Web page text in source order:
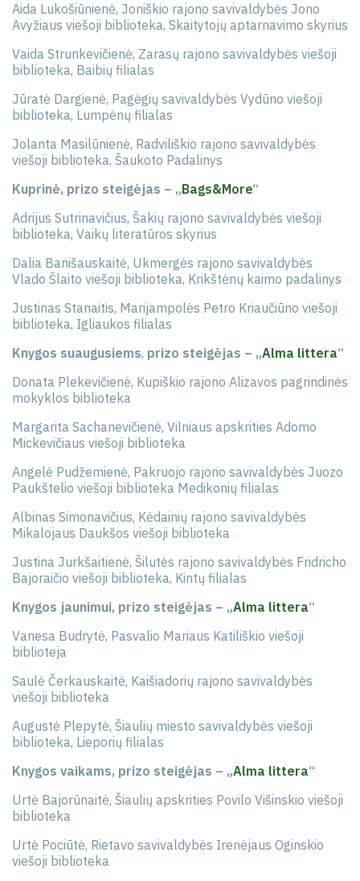
Aida Lukošiūnienė, Joniškio rajono savivaldybės Jono
Avyžiaus viešoji biblioteka, Skaitytojų aptarnavimo skyrius
Vaida Strunkevičienė, Zarasų rajono savivaldybės viešoji
biblioteka, Baibių filialas
Jūratė Dargienė, Pagėgių savivaldybės Vydūno viešoji
biblioteka, Lumpėnų filialas
Jolanta Masilūnienė, Radviliškio rajono savivaldybės
viešoji biblioteka, Šaukoto Padalinys
Kuprinė, prizo steigėjas – „Bags&More“
Adrijus Sutrinavičius, Šakių rajono savivaldybės viešoji
biblioteka, Vaikų literatūros skyrius
Dalia Banišauskaitė, Ukmergės rajono savivaldybės
Vlado Šlaito viešoji biblioteka, Krikštėnų kaimo padalinys
Justinas Stanaitis, Marijampolės Petro Kriaučiūno viešoji
biblioteka, Igliaukos filialas
Knygos suaugusiems, prizo steigėjas – „Alma littera“
Donata Plekevičienė, Kupiškio rajono Alizavos pagrindinės
mokyklos biblioteka
Margarita Sachanevičienė, Vilniaus apskrities Adomo
Mickevičiaus viešoji biblioteka
Angelė Pudžemienė, Pakruojo rajono savivaldybės Juozo
Paukštelio viešoji biblioteka Medikonių filialas
Albinas Simonavičius, Kėdainių rajono savivaldybės
Mikalojaus Daukšos viešoji biblioteka
Justina Jurkšaitienė, Šilutės rajono savivaldybės Fridricho
Bajoraičio viešoji biblioteka, Kintų filialas
Knygos jaunimui, prizo steigėjas – „Alma littera“
Vanesa Budrytė, Pasvalio Mariaus Katiliškio viešoji
biblioteja
Saulė Čerkauskaitė, Kaišiadorių rajono savivaldybės
viešoji biblioteka
Augustė Plepytė, Šiaulių miesto savivaldybės viešoji
biblioteka, Lieporių filialas
Knygos vaikams, prizo steigėjas – „Alma littera“
Urtė Bajorūnaitė, Šiaulių apskrities Povilo Višinskio viešoji
biblioteka
Urtė Pociūtė, Rietavo savivaldybės Irenėjaus Oginskio
viešoji biblioteka